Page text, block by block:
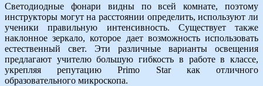
Светодиодные фонари видны по всей комнате, поэтому
инструкторы могут на расстоянии определить, используют ли
ученики правильную интенсивность. Существует также
наклонное зеркало, которое дает возможность использовать
естественный свет. Эти различные варианты освещения
предлагают учителю большую гибкость в работе в классе,
укрепляя репутацию Primo Star как отличного
образовательного микроскопа.